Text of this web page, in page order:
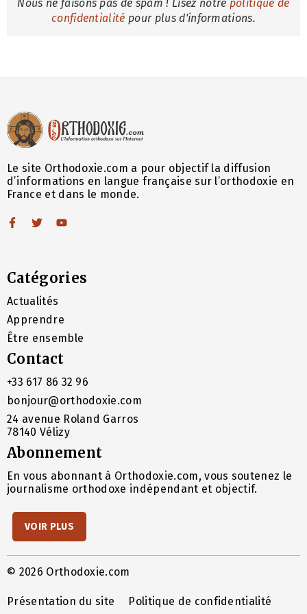
Nous ne faisons pas de spam ! Lisez notre politique de
confidentialité pour plus d'informations.
Le site Orthodoxie.com a pour objectif la diffusion
d’informations en langue française sur l’orthodoxie en
France et dans le monde.
Catégories
Actualités
Apprendre
Être ensemble
Contact
+33 617 86 32 96
bonjour@orthodoxie.com
24 avenue Roland Garros
78140 Vélizy
Abonnement
En vous abonnant à Orthodoxie.com, vous soutenez le
journalisme orthodoxe indépendant et objectif.
VOIR PLUS
© 2026 Orthodoxie.com
Présentation du site Politique de confidentialité